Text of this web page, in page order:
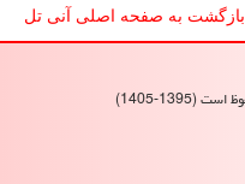
بازگشت به صفحه اصلی آنی تل